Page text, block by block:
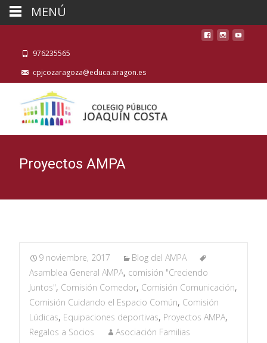
976235565
cpjcozaragoza@educa.aragon.es
Proyectos AMPA
9 noviembre, 2017
Blog del AMPA
Asamblea General AMPA, comisión "Creciendo
Juntos", Comisión Comedor, Comisión Comunicación,
Comisión Cuidando el Espacio Común, Comisión
Lúdicas, Equipaciones deportivas, Proyectos AMPA,
Regalos a Socios
Asociación Familias
MENÚ